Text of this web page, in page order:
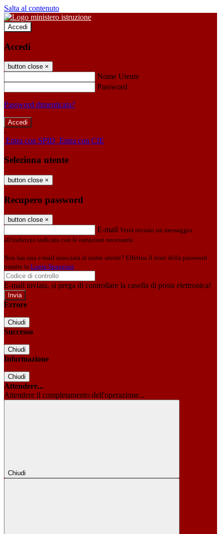
Salta al contenuto
Accedi
Accedi
button close ×
Nome Utente
Password
Password dimenticata?
-
Entra con SPID Entra con CIE
Seleziona utente
button close ×
Recupero password
button close ×
E-mail Verrà inviato un messaggio
all'indirizzo indicato con le istruzioni necessarie.
Non hai una e-mail associata al nome utente? Effettua il reset della password
tramite la Login Spaggiari
E-mail inviata, si prega di controllare la casella di posta elettronica!
Errore
Chiudi
Successo
Chiudi
Informazione
Chiudi
Attendere...
Attendere il completamento dell'operazione...
Chiudi